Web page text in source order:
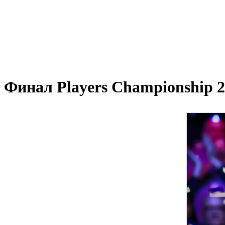
Финал Players Championship